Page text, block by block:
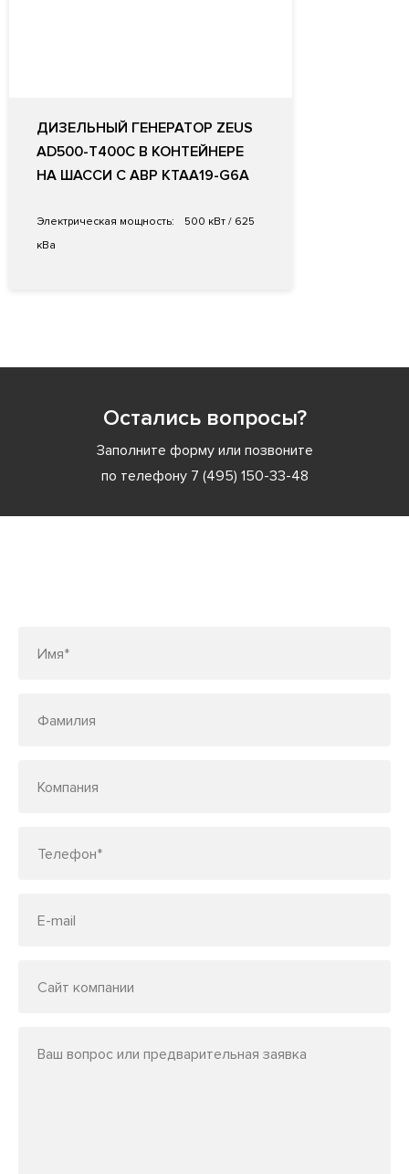
ДИЗЕЛЬНЫЙ ГЕНЕРАТОР ZEUS
AD500-T400C В КОНТЕЙНЕРЕ
НА ШАССИ С АВР KTAA19-G6A
Электрическая мощность:
500 кВт / 625
кВа
Остались вопросы?
Заполните форму или позвоните
по телефону 7 (495) 150-33-48
Имя*
Фамилия
Компания
Телефон*
E-mail
Сайт компании
Ваш вопрос или предварительная заявка